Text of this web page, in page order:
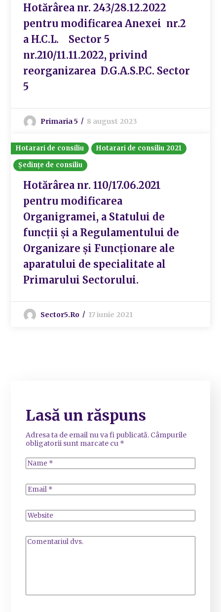
Hotărârea nr. 243/28.12.2022
pentru modificarea Anexei nr.2
a H.C.L. Sector 5
nr.210/11.11.2022, privind
reorganizarea D.G.A.S.P.C. Sector
5
Primaria 5 8 august 2023
Hotarari de consiliu
Hotarari de consiliu 2021
Ședințe de consiliu
Hotărârea nr. 110/17.06.2021
pentru modificarea
Organigramei, a Statului de
funcții și a Regulamentului de
Organizare și Funcționare ale
aparatului de specialitate al
Primarului Sectorului.
Sector5.ro 17 iunie 2021
Lasă un răspuns
Adresa ta de email nu va fi publicată. Câmpurile
obligatorii sunt marcate cu *